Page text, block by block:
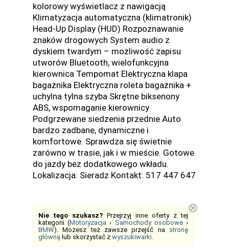
kolorowy wyświetlacz z nawigacją
Klimatyzacja automatyczna (klimatronik)
Head-Up Display (HUD) Rozpoznawanie
znaków drogowych System audio z
dyskiem twardym – możliwość zapisu
utworów Bluetooth, wielofunkcyjna
kierownica Tempomat Elektryczna klapa
bagażnika Elektryczna roleta bagażnika +
uchylna tylna szyba Skrętne biksenony
ABS, wspomaganie kierownicy
Podgrzewane siedzenia przednie Auto
bardzo zadbane, dynamiczne i
komfortowe. Sprawdza się świetnie
zarówno w trasie, jak i w mieście. Gotowe
do jazdy bez dodatkowego wkładu.
Lokalizacja: Sieradz Kontakt: 517 447 647
Nie tego szukasz? Przejrzyj inne oferty z tej
kategorii (Motoryzacja › Samochody osobowe›
BMW). Możesz też zawsze przejść na stronę
główną lub skorzystać z wyszukiwarki.
⊗